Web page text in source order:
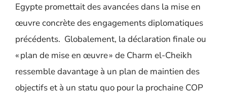
Egypte promettait des avancées dans la mise en
œuvre concrète des engagements diplomatiques
précédents. Globalement, la déclaration finale ou
« plan de mise en œuvre » de Charm el-Cheikh
ressemble davantage à un plan de maintien des
objectifs et à un statu quo pour la prochaine COP